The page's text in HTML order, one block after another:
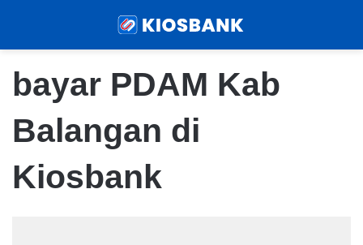
bayar PDAM Kab
Balangan di
Kiosbank